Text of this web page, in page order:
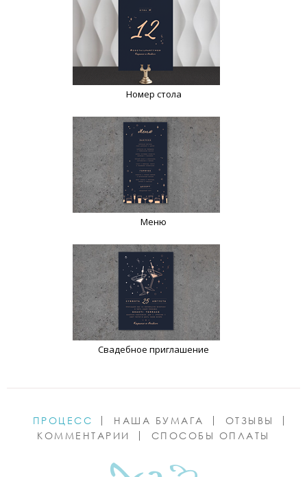
Номер стола
Меню
Свадебное приглашение
ПРОЦЕСС НАША БУМАГА
ОТЗЫВЫ
КОММЕНТАРИИ
СПОСОБЫ ОПЛАТЫ